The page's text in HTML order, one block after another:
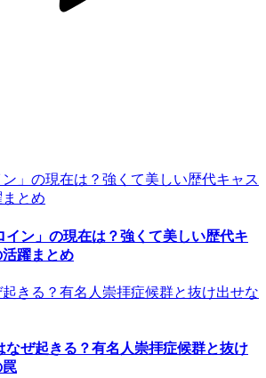
イン」の現在は？強くて美しい歴代キ
躍まとめ
なぜ起きる？有名人崇拝症候群と抜け
罠